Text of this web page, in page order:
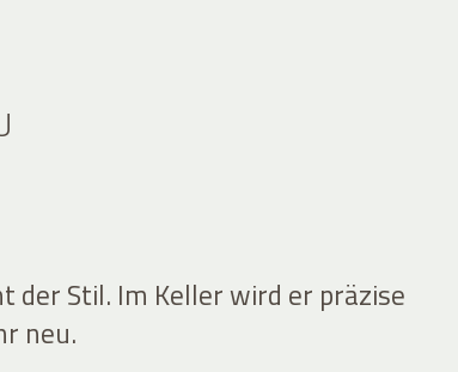
der Stil. Im Keller wird er präzise
neu.